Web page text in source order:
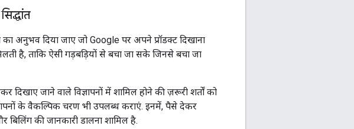
का अनुभव दिया जाए जो Google पर अपने प्रॉडक्ट दिखाना
है, ताकि ऐसी गड़बड़ियों से बचा जा सके जिनसे बचा जा
जाने वाले विज्ञापनों में शामिल होने की ज़रूरी शर्तों को
के वैकल्पिक चरण भी उपलब्ध कराएं. इनमें, पैसे देकर
की जानकारी डालना शामिल है.